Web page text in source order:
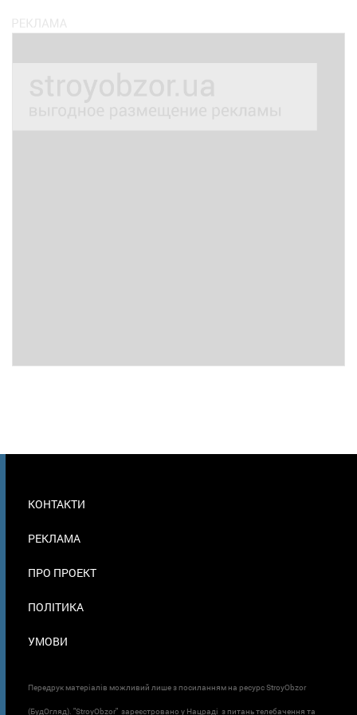
В
КОНТАКТИ
РЕКЛАМА
ПРО ПРОЕКТ
ПОЛІТИКА
УМОВИ
Передрук матеріалів можливий лише з посиланням на ресурс StroyObzor
(БудОгляд). "StroyObzor" зареєстровано у Нацраді з питань телебачення та